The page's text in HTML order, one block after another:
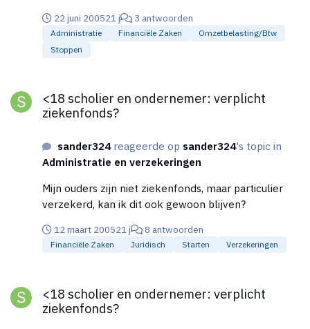
22 juni 200521 j 3 antwoorden
Administratie Financiële Zaken
Omzetbelasting/btw
Stoppen
<18 scholier en ondernemer: verplicht
ziekenfonds?
sander324reageerde op sander324's topic in
Administratie en verzekeringen
Mijn ouders zijn niet ziekenfonds, maar particulier
verzekerd, kan ik dit ook gewoon blijven?
12 maart 200521 j 8 antwoorden
Financiële Zaken Juridisch Starten Verzekeringen
<18 scholier en ondernemer: verplicht
ziekenfonds?